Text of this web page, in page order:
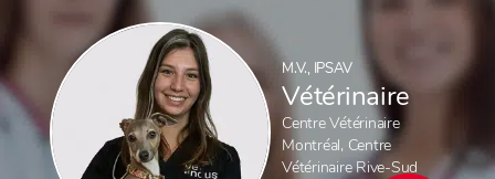
M.V., IPSAV
Vétérinaire
Centre Vétérinaire
Montréal, Centre
Vétérinaire Rive-Sud